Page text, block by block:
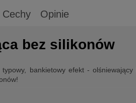
Cechy Opinie
bez silikonów
bankietowy efekt - olśniewający